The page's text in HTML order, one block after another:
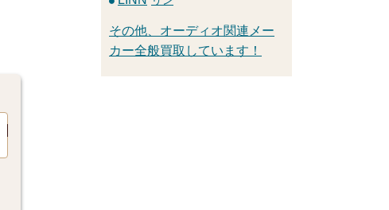
その他、オーディオ関連メー
カー全般買取しています！